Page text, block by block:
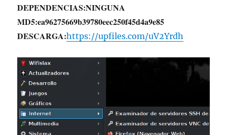
DEPENDENCIAS:NINGUNA
MD5:ea96275669b39780eec250f45d4a9e85
DESCARGA:https://upfiles.com/uV2Yrdh